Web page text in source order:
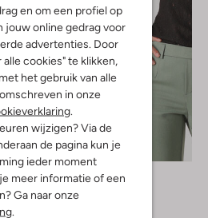
en om een profiel op
jouw online gedrag voor
advertenties. Door
cookies" te klikken,
het gebruik van alle
in onze
wijzigen? Via de
de pagina kun je
ieder moment
meer informatie of een
Ga naar onze
Object